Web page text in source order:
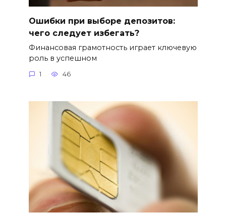
Ошибки при выборе депозитов:
чего следует избегать?
Финансовая грамотность играет ключевую
роль в успешном
1 46